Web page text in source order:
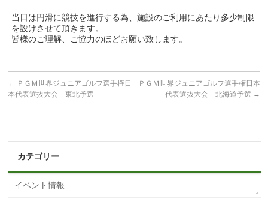
当日は円滑に競技を進行する為、施設のご利用にあたり多少制限
を設けさせて頂きます。
皆様のご理解、ご協力のほどお願い致します。
← ＰＧＭ世界ジュニアゴルフ選手権日
本代表選抜大会 東北予選
ＰＧＭ世界ジュニアゴルフ選手権日本
代表選抜大会 北海道予選 →
カテゴリー
イベント情報